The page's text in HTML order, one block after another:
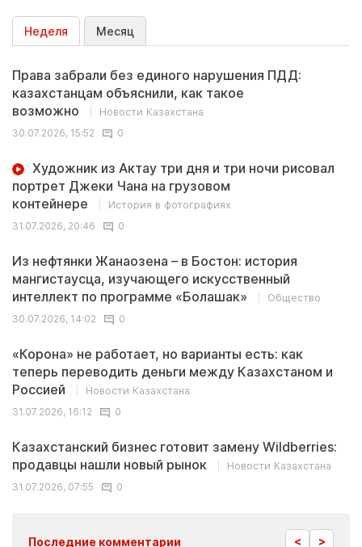
Неделя Месяц
Права забрали без единого нарушения ПДД:
казахстанцам объяснили, как такое
возможно
Новости Казахстана
30.07.2026, 15:52
0
Художник из Актау три дня и три ночи рисовал
портрет Джеки Чана на грузовом
контейнере
История в фотографиях
31.07.2026, 20:46
0
Из нефтянки Жанаозена – в Бостон: история
мангистаусца, изучающего искусственный
интеллект по программе «Болашак»
Общество
30.07.2026, 14:02
0
«Корона» не работает, но варианты есть: как
теперь переводить деньги между Казахстаном и
Россией
Новости Казахстана
31.07.2026, 16:12
0
Казахстанский бизнес готовит замену Wildberries:
продавцы нашли новый рынок
Новости Казахстана
31.07.2026, 07:55
0
Последние комментарии < >